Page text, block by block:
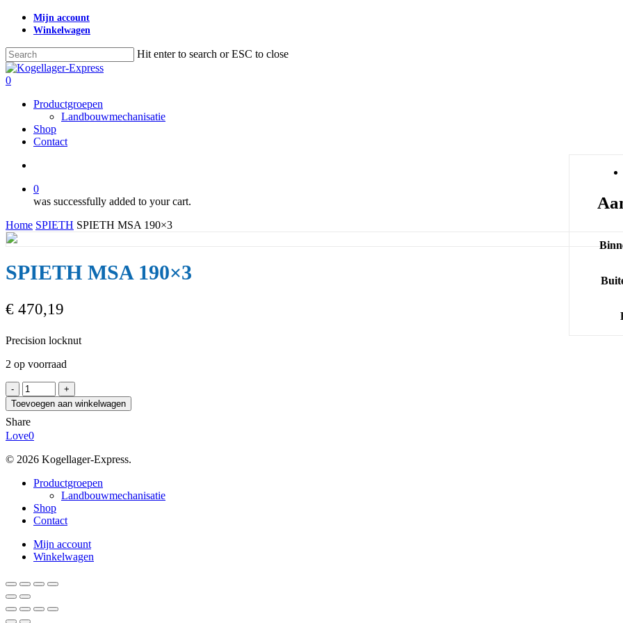
Skip
content
Mijn account
Winkelwagen
Hit enter to search or ESC to close
Close
Search
search
0
Productgroepen
Landbouwmechanisatie
Shop
Contact
0
was successfully added to your cart.
Home SPIETH SPIETH MSA 190×3
SPIETH MSA 190×3
€ 470,19
Precision locknut
2 op voorraad
SPIETH
MSA
190x3
aantal
Toevoegen aan winkelwagen
Share
Love0
© 2026 Kogellager-Express.
Close
Productgroepen
Landbouwmechanisatie
Shop
Contact
Mijn account
Winkelwagen